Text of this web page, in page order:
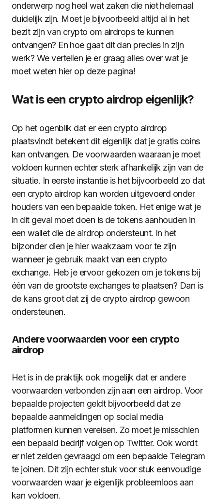
onderwerp nog heel wat zaken die niet helemaal
duidelijk zijn. Moet je bijvoorbeeld altijd al in het
bezit zijn van crypto om airdrops te kunnen
ontvangen? En hoe gaat dit dan precies in zijn
werk? We vertellen je er graag alles over wat je
moet weten hier op deze pagina!
Wat is een crypto airdrop eigenlijk?
Op het ogenblik dat er een crypto airdrop
plaatsvindt betekent dit eigenlijk dat je gratis coins
kan ontvangen. De voorwaarden waaraan je moet
voldoen kunnen echter sterk afhankelijk zijn van de
situatie. In eerste instantie is het bijvoorbeeld zo dat
een crypto airdrop kan worden uitgevoerd onder
houders van een bepaalde token. Het enige wat je
in dit geval moet doen is de tokens aanhouden in
een wallet die de airdrop ondersteunt. In het
bijzonder dien je hier waakzaam voor te zijn
wanneer je gebruik maakt van een crypto
exchange. Heb je ervoor gekozen om je tokens bij
één van de grootste exchanges te plaatsen? Dan is
de kans groot dat zij de crypto airdrop gewoon
ondersteunen.
Andere voorwaarden voor een crypto
airdrop
Het is in de praktijk ook mogelijk dat er andere
voorwaarden verbonden zijn aan een airdrop. Voor
bepaalde projecten geldt bijvoorbeeld dat ze
bepaalde aanmeldingen op social media
platformen kunnen vereisen. Zo moet je misschien
een bepaald bedrijf volgen op Twitter. Ook wordt
er niet zelden gevraagd om een bepaalde Telegram
te joinen. Dit zijn echter stuk voor stuk eenvoudige
voorwaarden waar je eigenlijk probleemloos aan
kan voldoen.